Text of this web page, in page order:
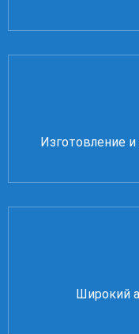
Изготовление
Широкий